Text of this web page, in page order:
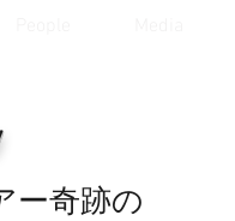
ー奇跡の